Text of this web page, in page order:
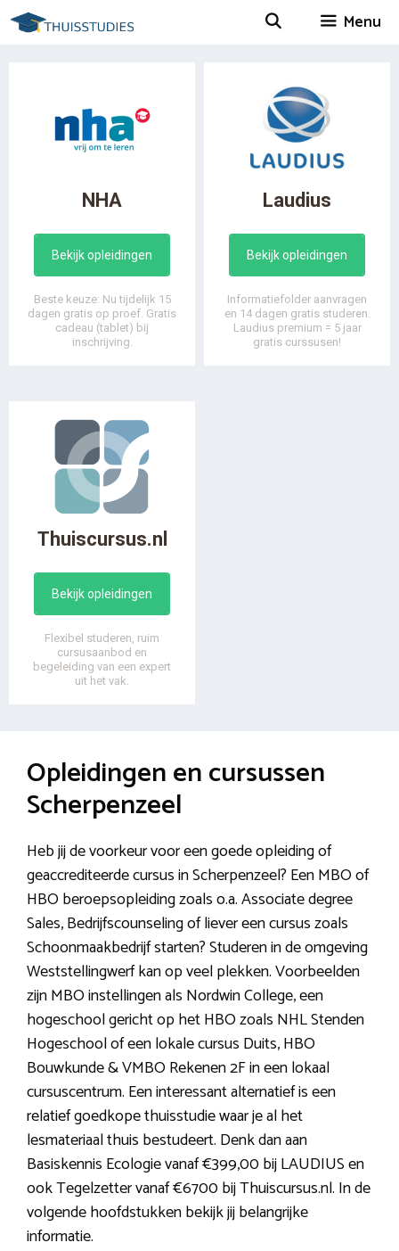
Spring
naar
Menu
NHA
Bekijk opleidingen
Beste keuze: Nu tijdelijk 15
dagen gratis op proef. Gratis
cadeau (tablet) bij
inschrijving.
Laudius
Bekijk opleidingen
Informatiefolder aanvragen
en 14 dagen gratis studeren.
Laudius premium = 5 jaar
gratis curssusen!
Thuiscursus.nl
Bekijk opleidingen
Flexibel studeren, ruim
cursusaanbod en
begeleiding van een expert
uit het vak.
Opleidingen en cursussen
Scherpenzeel
Heb jij de voorkeur voor een goede opleiding of
geaccrediteerde cursus in Scherpenzeel? Een MBO of
HBO beroepsopleiding zoals o.a. Associate degree
Sales, Bedrijfscounseling of liever een cursus zoals
Schoonmaakbedrijf starten? Studeren in de omgeving
Weststellingwerf kan op veel plekken. Voorbeelden
zijn MBO instellingen als Nordwin College, een
hogeschool gericht op het HBO zoals NHL Stenden
Hogeschool of een lokale cursus Duits, HBO
Bouwkunde & VMBO Rekenen 2F in een lokaal
cursuscentrum. Een interessant alternatief is een
relatief goedkope thuisstudie waar je al het
lesmateriaal thuis bestudeert. Denk dan aan
Basiskennis Ecologie vanaf €399,00 bij LAUDIUS en
ook Tegelzetter vanaf €6700 bij Thuiscursus.nl. In de
volgende hoofdstukken bekijk jij belangrijke
informatie.